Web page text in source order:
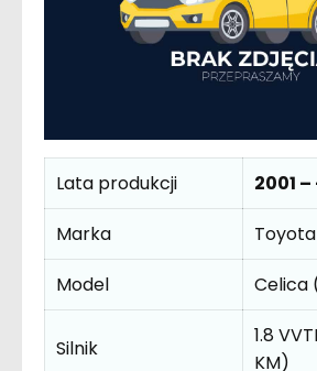
Lata produkcji
2001 –
Marka
Toyota
Model
Celica
Silnik
1.8
KM)